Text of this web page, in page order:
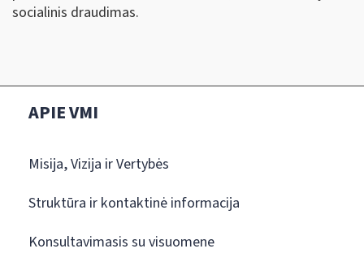
socialinis draudimas.
APIE VMI
Misija, Vizija ir Vertybės
Struktūra ir kontaktinė informacija
Konsultavimasis su visuomene